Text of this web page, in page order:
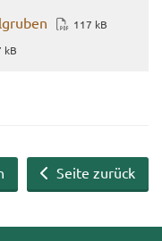
117 kB
kB
Seite zurück